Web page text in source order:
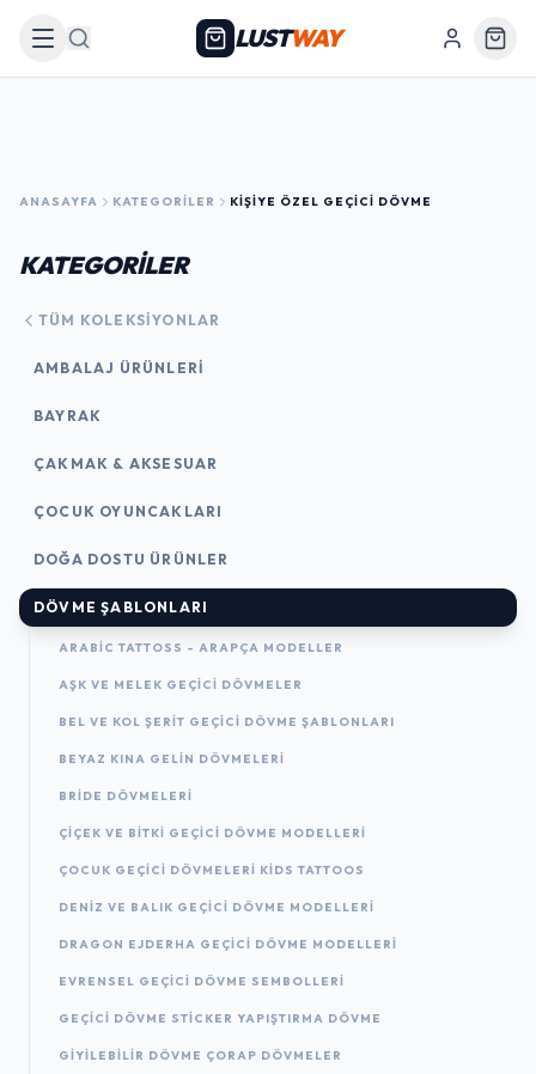
Arama LUSTWAY
ANASAYFA KATEGORILER KIŞIYE ÖZEL GEÇICI DÖVME
KATEGORİLER
TÜM KOLEKSIYONLAR
AMBALAJ ÜRÜNLERI
BAYRAK
ÇAKMAK & AKSESUAR
ÇOCUK OYUNCAKLARI
DOĞA DOSTU ÜRÜNLER
DÖVME ŞABLONLARI
ARABIC TATTOSS - ARAPÇA MODELLER
AŞK VE MELEK GEÇICI DÖVMELER
BEL VE KOL ŞERIT GEÇICI DÖVME ŞABLONLARI
BEYAZ KINA GELIN DÖVMELERI
BRIDE DÖVMELERI
ÇIÇEK VE BITKI GEÇICI DÖVME MODELLERI
ÇOCUK GEÇICI DÖVMELERI KIDS TATTOOS
DENIZ VE BALIK GEÇICI DÖVME MODELLERI
DRAGON EJDERHA GEÇICI DÖVME MODELLERI
EVRENSEL GEÇICI DÖVME SEMBOLLERI
GEÇICI DÖVME STICKER YAPIŞTIRMA DÖVME
GIYILEBILIR DÖVME ÇORAP DÖVMELER